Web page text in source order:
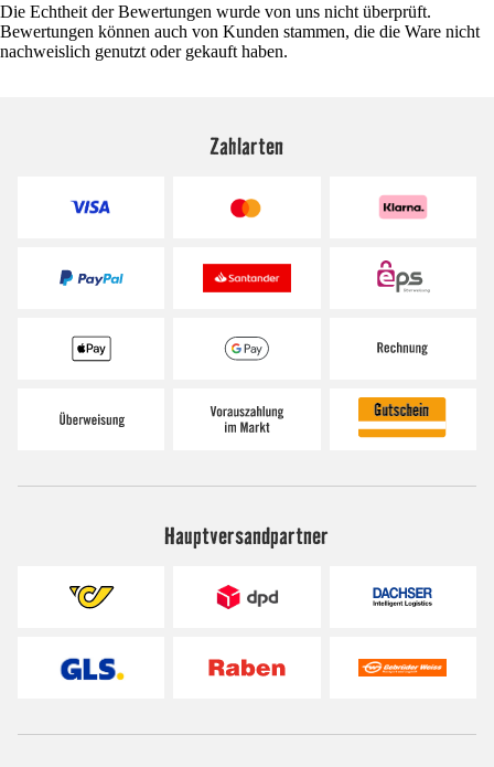
Die Echtheit der Bewertungen wurde von uns nicht überprüft.
Bewertungen können auch von Kunden stammen, die die Ware nicht
nachweislich genutzt oder gekauft haben.
Zahlarten
Hauptversandpartner